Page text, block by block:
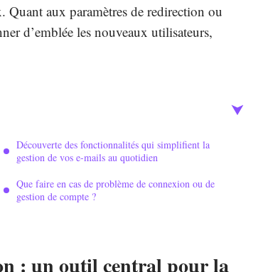
Quant aux paramètres de redirection ou
d’emblée les nouveaux utilisateurs,
Découverte des fonctionnalités qui simplifient la
gestion de vos e-mails au quotidien
Que faire en cas de problème de connexion ou de
gestion de compte ?
: un outil central pour la